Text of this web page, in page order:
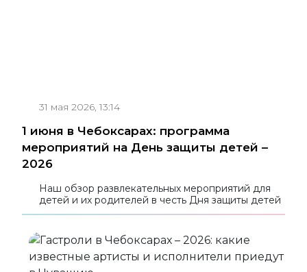
31 мая 2026, 13:14
1 июня в Чебоксарах: программа
мероприятий на День защиты детей –
2026
Наш обзор развлекательных мероприятий для
детей и их родителей в честь Дня защиты детей